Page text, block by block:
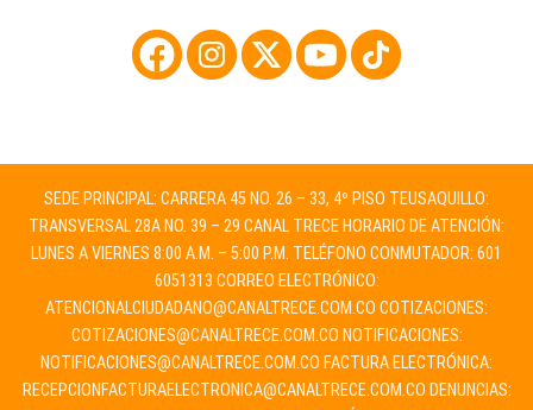
SEDE PRINCIPAL: CARRERA 45 NO. 26 – 33, 4º PISO TEUSAQUILLO:
TRANSVERSAL 28A NO. 39 – 29 CANAL TRECE HORARIO DE ATENCIÓN:
LUNES A VIERNES 8:00 A.M. – 5:00 P.M. TELÉFONO CONMUTADOR: 601
6051313 CORREO ELECTRÓNICO:
ATENCIONALCIUDADANO@CANALTRECE.COM.CO COTIZACIONES:
COTIZACIONES@CANALTRECE.COM.CO NOTIFICACIONES:
NOTIFICACIONES@CANALTRECE.COM.CO FACTURA ELECTRÓNICA:
RECEPCIONFACTURAELECTRONICA@CANALTRECE.COM.CO DENUNCIAS: